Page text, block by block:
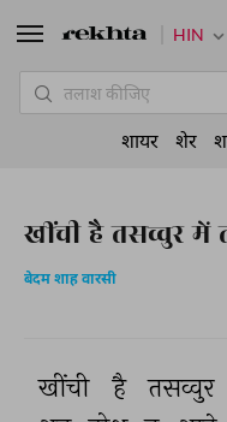
खींची है तसव्वुर
बेदम शाह वारसी
खींची है तसव्वुर
HIN
शायर शेर